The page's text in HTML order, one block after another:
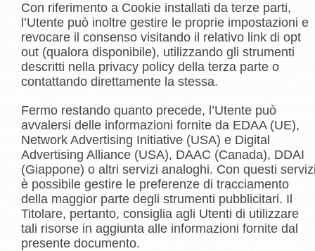
Con riferimento a Cookie installati da terze parti,
l’Utente può inoltre gestire le proprie impostazioni e
revocare il consenso visitando il relativo link di opt
out (qualora disponibile), utilizzando gli strumenti
descritti nella privacy policy della terza parte o
contattando direttamente la stessa.
Fermo restando quanto precede, l’Utente può
avvalersi delle informazioni fornite da EDAA (UE),
Network Advertising Initiative (USA) e Digital
Advertising Alliance (USA), DAAC (Canada), DDAI
(Giappone) o altri servizi analoghi. Con questi
è possibile gestire le preferenze di tracciamento
della maggior parte degli strumenti pubblicitari. Il
Titolare, pertanto, consiglia agli Utenti di utilizzare
tali risorse in aggiunta alle informazioni fornite dal
presente documento.